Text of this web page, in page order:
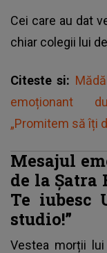
Cei care au dat
chiar colegii lui
Citeste si:
emoționant
„Promitem să îți
Mesajul
de la Șatra
Te iubesc
studio!”
Vestea morții